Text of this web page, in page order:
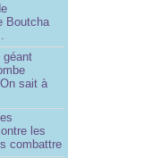
Boutcha
géant
sait à
les
combattre